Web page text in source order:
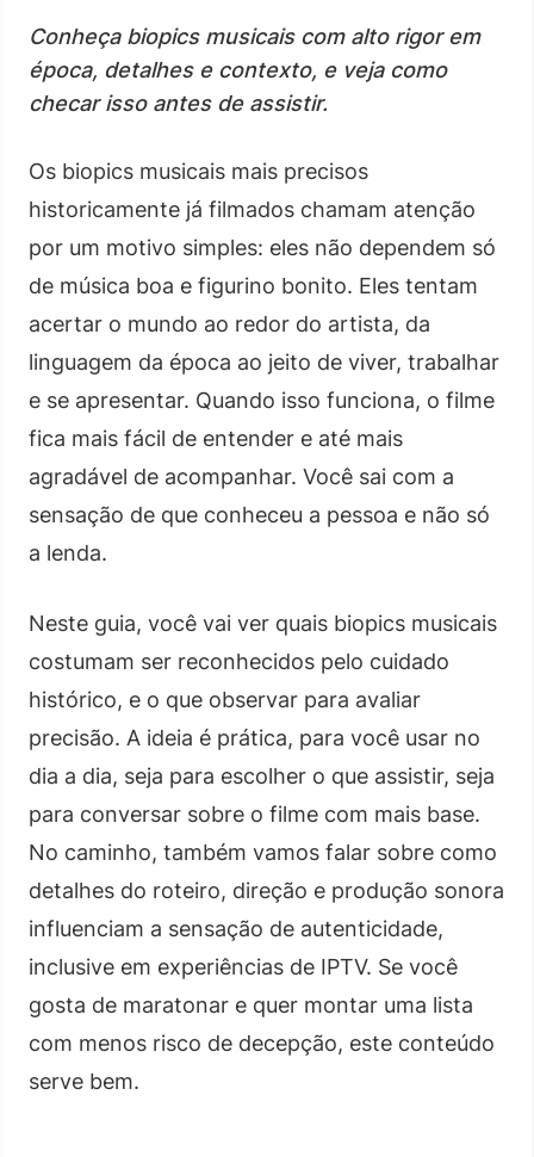
Conheça biopics musicais com alto rigor em
época, detalhes e contexto, e veja como
checar isso antes de assistir.
Os biopics musicais mais precisos
historicamente já filmados chamam atenção
por um motivo simples: eles não dependem só
de música boa e figurino bonito. Eles tentam
acertar o mundo ao redor do artista, da
linguagem da época ao jeito de viver, trabalhar
e se apresentar. Quando isso funciona, o filme
fica mais fácil de entender e até mais
agradável de acompanhar. Você sai com a
sensação de que conheceu a pessoa e não só
a lenda.
Neste guia, você vai ver quais biopics musicais
costumam ser reconhecidos pelo cuidado
histórico, e o que observar para avaliar
precisão. A ideia é prática, para você usar no
dia a dia, seja para escolher o que assistir, seja
para conversar sobre o filme com mais base.
No caminho, também vamos falar sobre como
detalhes do roteiro, direção e produção sonora
influenciam a sensação de autenticidade,
inclusive em experiências de IPTV. Se você
gosta de maratonar e quer montar uma lista
com menos risco de decepção, este conteúdo
serve bem.